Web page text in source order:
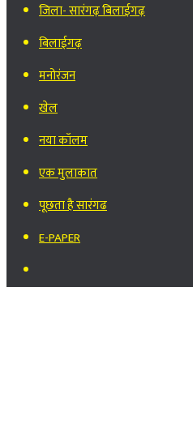
जिला- सारंगढ़ बिलाईगढ़
बिलाईगढ़
मनोरंजन
खेल
नया कॉलम
एक मुलाकात
पूछता है सारंगढ
E-PAPER